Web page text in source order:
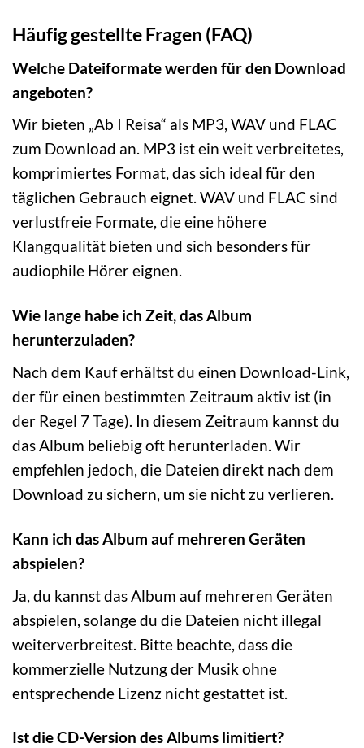
Häufig gestellte Fragen (FAQ)
Welche Dateiformate werden für den Download
angeboten?
Wir bieten „Ab I Reisa“ als MP3, WAV und FLAC
zum Download an. MP3 ist ein weit verbreitetes,
komprimiertes Format, das sich ideal für den
täglichen Gebrauch eignet. WAV und FLAC sind
verlustfreie Formate, die eine höhere
Klangqualität bieten und sich besonders für
audiophile Hörer eignen.
Wie lange habe ich Zeit, das Album
herunterzuladen?
Nach dem Kauf erhältst du einen Download-Link,
der für einen bestimmten Zeitraum aktiv ist (in
der Regel 7 Tage). In diesem Zeitraum kannst du
das Album beliebig oft herunterladen. Wir
empfehlen jedoch, die Dateien direkt nach dem
Download zu sichern, um sie nicht zu verlieren.
Kann ich das Album auf mehreren Geräten
abspielen?
Ja, du kannst das Album auf mehreren Geräten
abspielen, solange du die Dateien nicht illegal
weiterverbreitest. Bitte beachte, dass die
kommerzielle Nutzung der Musik ohne
entsprechende Lizenz nicht gestattet ist.
Ist die CD-Version des Albums limitiert?